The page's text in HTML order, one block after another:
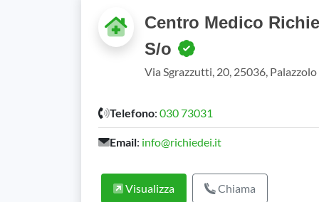
Centro Medico
S/o
Via Sgrazzutti, 20, 25036,
Telefono: 030 73031
Email: info@richiedei.it
Visualizza Chiama